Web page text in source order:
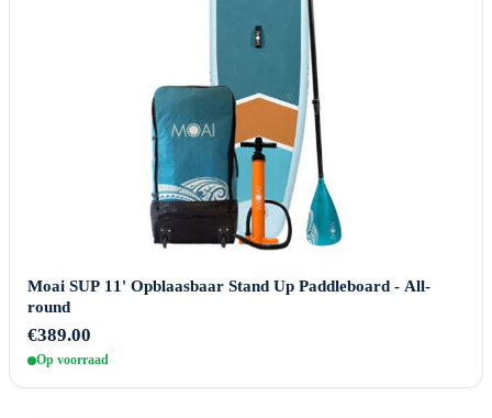
Moai SUP 11' Opblaasbaar Stand Up Paddleboard - All-
round
€389.00
Op voorraad